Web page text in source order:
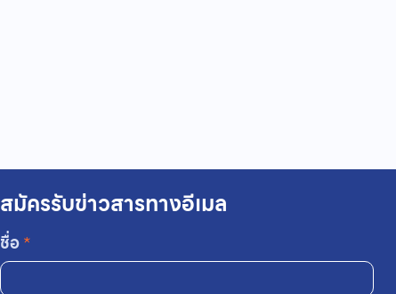
สมัครรับข่าวสารทางอีเมล
ชื่อ*